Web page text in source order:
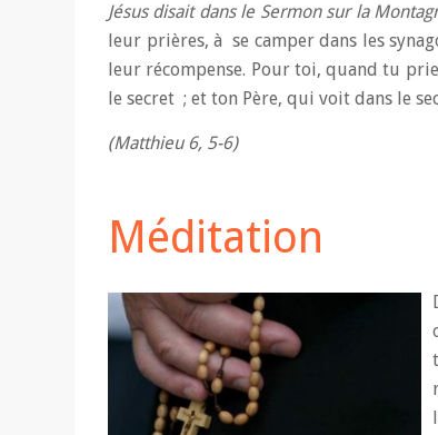
Jésus disait dans le Sermon sur la
leur prières, à se camper dans les
leur récompense. Pour toi, quand tu
le secret ; et ton Père, qui voit dans le
(Matthieu 6, 5-6)
Méditation